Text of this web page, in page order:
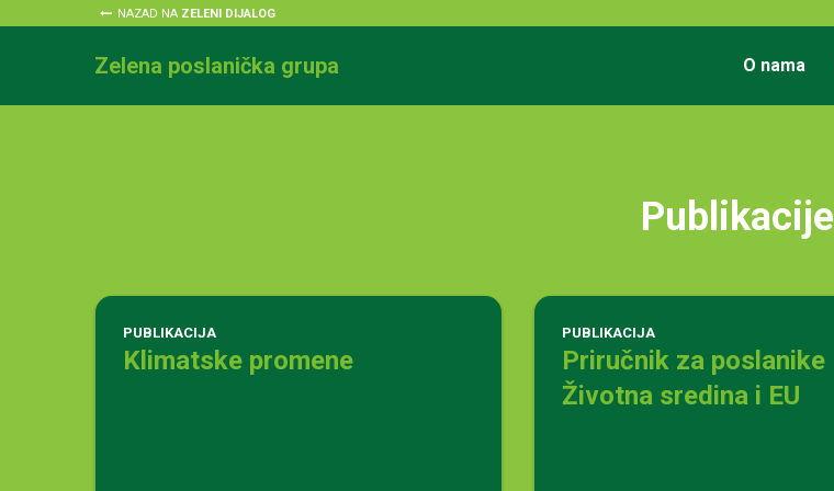
NAZAD NA ZELENI DIJALOG
Zelena poslanička grupa O nama
Publikacije
PUBLIKACIJA
Klimatske promene
PUBLIKACIJA
Priručnik za poslanike
Životna sredina i EU